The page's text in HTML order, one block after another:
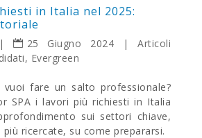
in Italia nel 2025:
25 Giugno 2024 |Articoli
, Evergreen
vuoi fare un salto professionale?
SPA i lavori più richiesti in Italia
sui settori chiave,
ricercate, su come prepararsi.